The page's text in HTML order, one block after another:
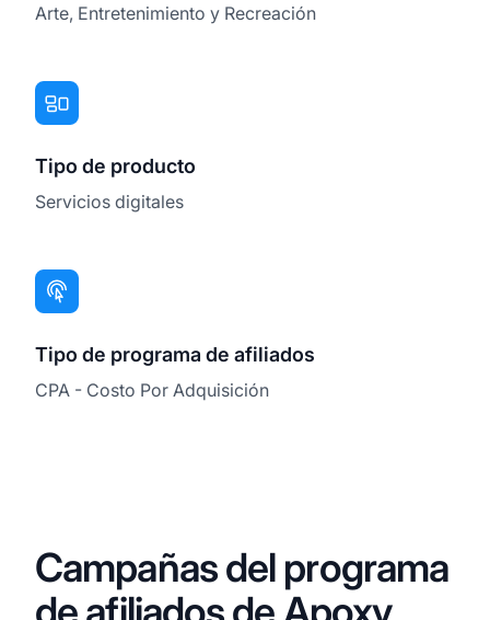
Arte, Entretenimiento y Recreación
Tipo de producto
Servicios digitales
Tipo de programa de afiliados
CPA - Costo Por Adquisición
Campañas del programa